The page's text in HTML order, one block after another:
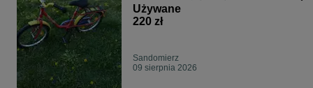
Używane
220 zł
Sandomierz
09 sierpnia 2026